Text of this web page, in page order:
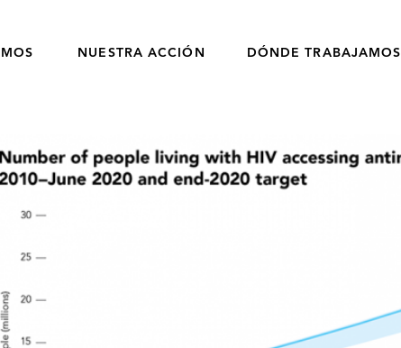
NUESTRA ACCIÓN DÓNDE TRABAJAMOS